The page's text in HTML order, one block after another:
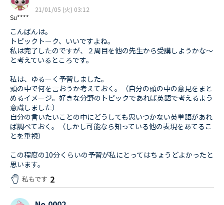
Su****
21/01/05 (火) 03:12
こんばんは。
トピックトーク、いいですよね。
私は完了したのですが、２周目を他の先生から受講しようかな〜
と考えているところです。
私は、ゆるーく予習しました。
頭の中で何を言おうか考えておく。（自分の頭の中の意見をまと
めるイメージ。好きな分野のトピックであれば英語で考えるよう
意識しました）
自分の言いたいことの中にどうしても思いつかない英単語があれ
ば調べておく。（しかし可能なら知っている他の表現をあてるこ
とを重視）
この程度の10分くらいの予習が私にとってはちょうどよかったと
思います。
私もです 2